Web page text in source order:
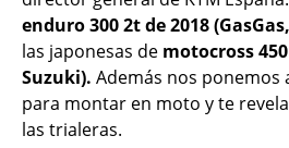
enduro 300 2t de 2018
las japonesas de motocross
Suzuki). Además nos ponemos
para montar en moto y te
las trialeras.